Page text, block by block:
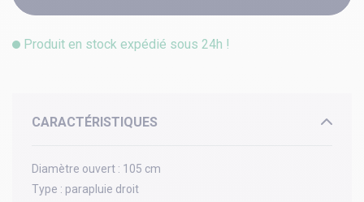
Produit en stock expédié sous 24h !
CARACTÉRISTIQUES
Diamètre ouvert : 105 cm
Type : parapluie droit